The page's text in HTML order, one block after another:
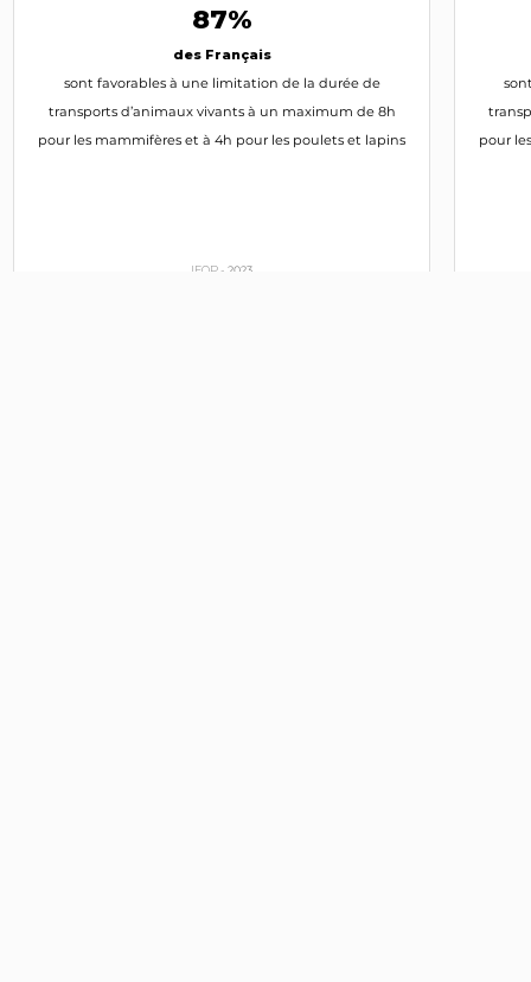
87%
des Français
sont favorables à une limitation de la durée de
transports d’animaux vivants à un maximum de 8h
pour les mammifères et à 4h pour les poulets et lapins
IFOP -2023
pour